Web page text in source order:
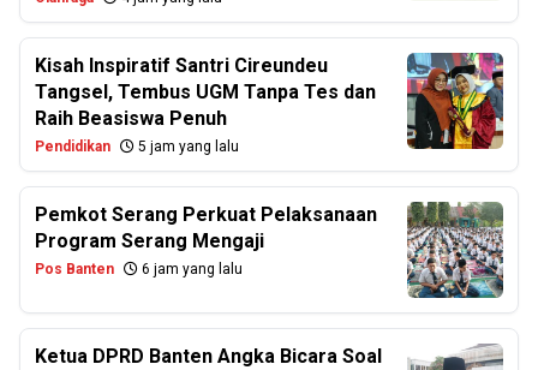
Kisah Inspiratif Santri Cireundeu
Tangsel, Tembus UGM Tanpa Tes dan
Raih Beasiswa Penuh
Pendidikan 5 jam yang lalu
Pemkot Serang Perkuat Pelaksanaan
Program Serang Mengaji
Pos Banten 6 jam yang lalu
Ketua DPRD Banten Angka Bicara Soal